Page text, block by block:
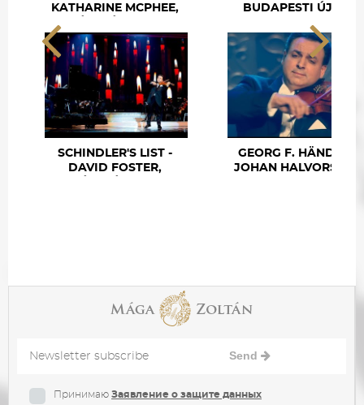
KATHARINE MCPHEE,
ZOLTÁN MÁGA, DAVID
FOST...
To Love You More - Katharine
McPhee, Zoltán Mága...
SCHINDLER'S LIST -
DAVID FOSTER,
BUDAPESTI ÚJÉVI
KONCERT
Mága Zoltán - X. Budapesti
Újévi Koncert
GEORG F. HÄNDEL –
JOHAN HALVORSEN -
Send
Принимаю Заявление о защите данных